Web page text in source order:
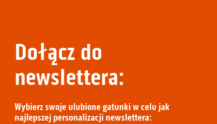
Dołącz do
newslettera:
Wybierz swoje ulubione gatunki w celu jak
najlepszej personalizacji newslettera: